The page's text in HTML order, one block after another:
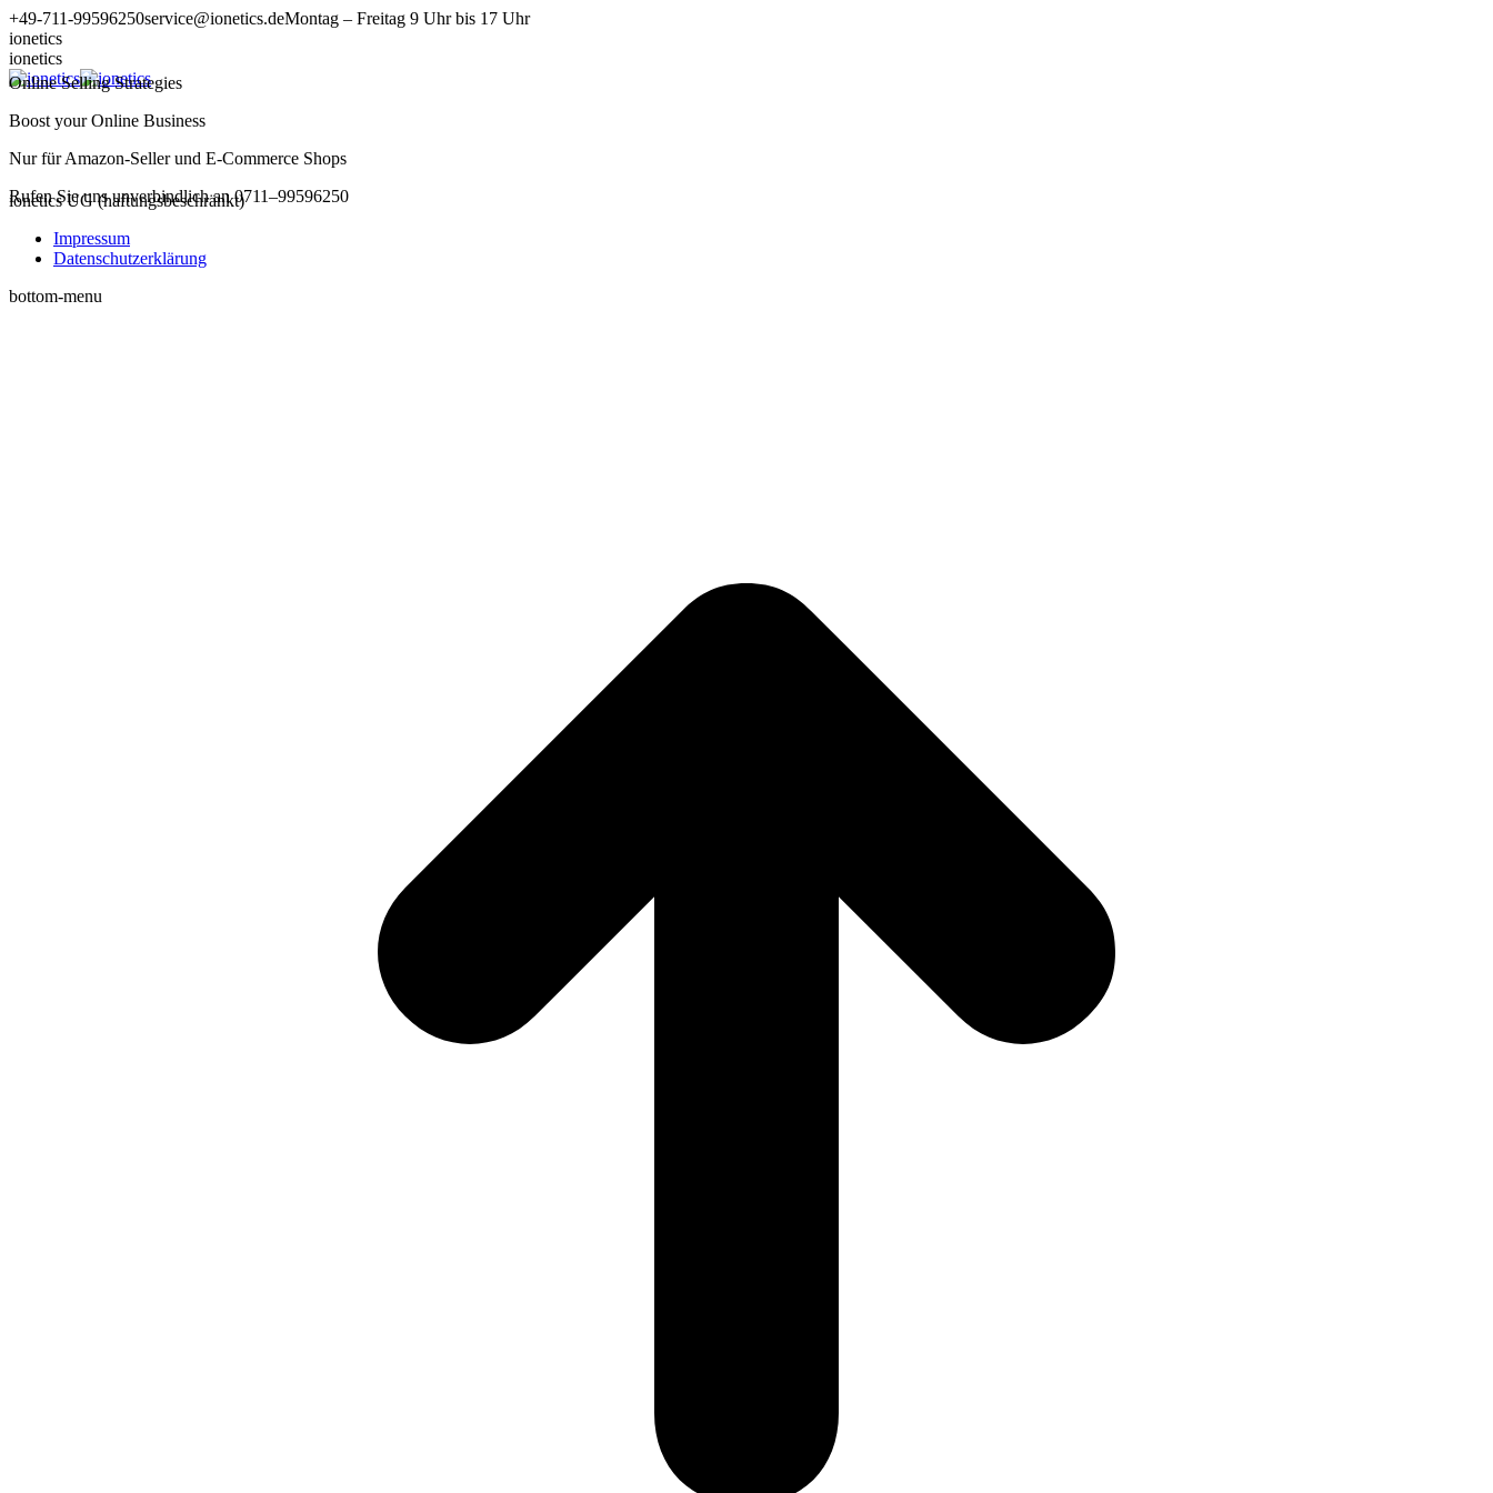
Zum
Inhalt
springen
+49-711-99596250service@ionetics.deMontag – Freitag 9 Uhr bis 17 Uhr
ionetics
ionetics
Online Selling Strategies
Boost your Online Business
Nur für Amazon-Seller und E-Commerce Shops
Rufen Sie uns unverbindlich an 0711–99596250
ionetics UG (haftungsbeschränkt)
Impressum
Datenschutzerklärung
bottom-menu